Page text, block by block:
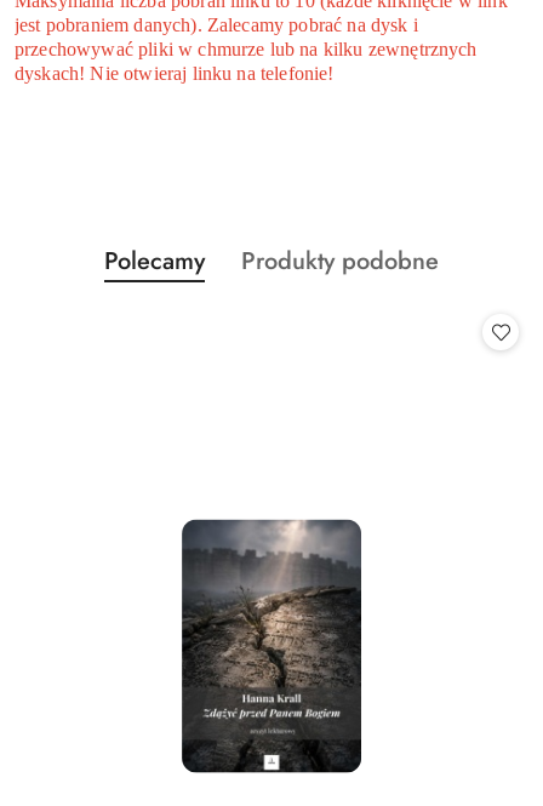
jest pobraniem danych). Zalecamy pobrać na dysk i
przechowywać pliki w chmurze lub na kilku zewnętrznych
dyskach! Nie otwieraj linku na telefonie!
Pomiń karuzelę produktów
Produkty
o
Polecamy
Produkty
Produkty podobne